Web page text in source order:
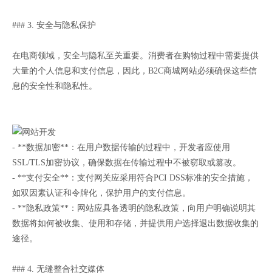
### 3. 安全与隐私保护
在电商领域，安全与隐私至关重要。消费者在购物过程中需要提供
大量的个人信息和支付信息，因此，B2C商城网站必须确保这些信
息的安全性和隐私性。
- **数据加密**：在用户数据传输的过程中，开发者应使用
SSL/TLS加密协议，确保数据在传输过程中不被窃取或篡改。
- **支付安全**：支付网关应采用符合PCI DSS标准的安全措施，
如双因素认证和令牌化，保护用户的支付信息。
- **隐私政策**：网站应具备透明的隐私政策，向用户明确说明其
数据将如何被收集、使用和存储，并提供用户选择退出数据收集的
途径。
### 4. 无缝整合社交媒体